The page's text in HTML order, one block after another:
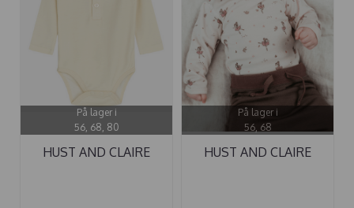
På lager i
56, 68, 80
HUST AND CLAIRE
På lager i
56, 68
HUST AND CLAIRE